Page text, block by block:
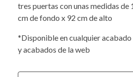
tres puertas con unas medidas de
cm de fondo x 92 cm de alto
*Disponible en cualquier
y acabados de la web